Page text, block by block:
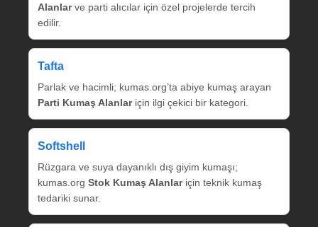
Alanlarve parti alıcılar için özel projelerde tercih
edilir.
Tafta
Parlak ve hacimli; kumas.org’ta abiye kumaş arayan
Parti Kumaş Alanlariçin ilgi çekici bir kategori.
Softshell
Rüzgara ve suya dayanıklı dış giyim kumaşı;
kumas.org Stok Kumaş Alanlariçin teknik kumaş
tedariki sunar.